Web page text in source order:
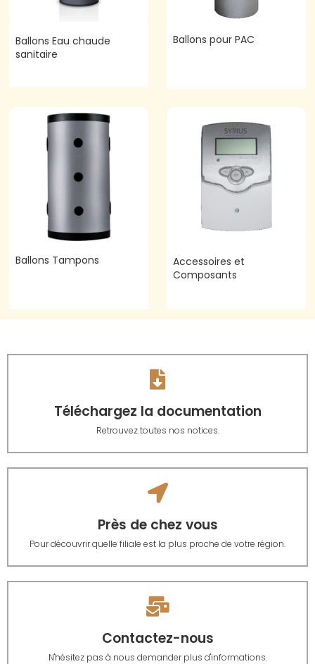
Ballons Eau chaude
sanitaire
Ballons pour PAC
Ballons Tampons
Accessoires et
Composants
Téléchargez la documentation
Retrouvez toutes nos notices.
Près de chez vous
Pour découvrir quelle filiale est la plus proche de votre région.
Contactez-nous
N'hésitez pas à nous demander plus d'informations.